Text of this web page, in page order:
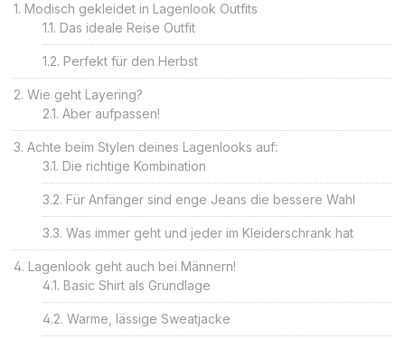
Modisch gekleidet in Lagenlook Outfits
Das ideale Reise Outfit
Perfekt für den Herbst
Wie geht Layering?
Aber aufpassen!
Achte beim Stylen deines Lagenlooks auf:
Die richtige Kombination
Für Anfänger sind enge Jeans die bessere Wahl
Was immer geht und jeder im Kleiderschrank hat
Lagenlook geht auch bei Männern!
Basic Shirt als Grundlage
Warme, lässige Sweatjacke